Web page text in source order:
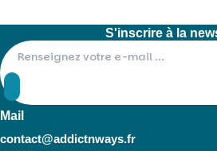
S'inscrire à la
Mail
contact@addictnways.fr